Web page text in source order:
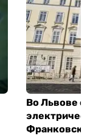
Во Львове